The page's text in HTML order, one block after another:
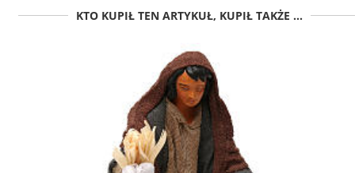
KTO KUPIŁ TEN ARTYKUŁ, KUPIŁ TAKŻE ...